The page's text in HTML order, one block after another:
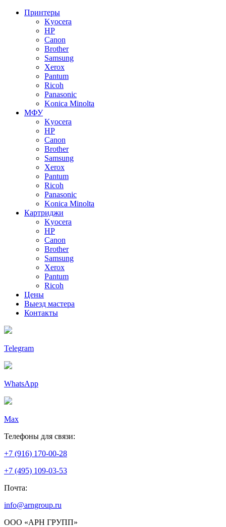
Принтеры
Kyocera
HP
Canon
Brother
Samsung
Xerox
Pantum
Ricoh
Panasonic
Konica Minolta
МФУ
Kyocera
HP
Canon
Brother
Samsung
Xerox
Pantum
Ricoh
Panasonic
Konica Minolta
Картриджи
Kyocera
HP
Canon
Brother
Samsung
Xerox
Pantum
Ricoh
Цены
Выезд мастера
Контакты
Telegram
WhatsApp
Max
Телефоны для связи:
+7 (916) 170-00-28
+7 (495) 109-03-53
Почта:
info@arngroup.ru
ООО «АРН ГРУПП»